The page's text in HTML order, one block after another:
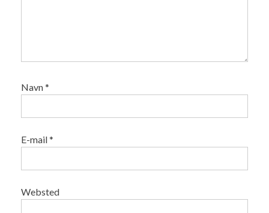
Navn*
E-mail*
Websted